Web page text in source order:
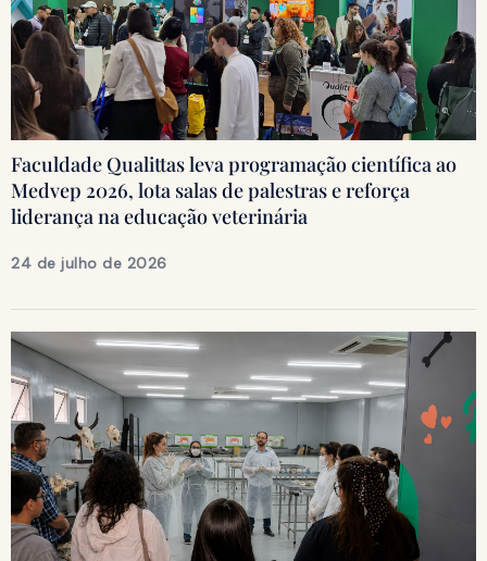
Faculdade Qualittas leva programação científica ao
Medvep 2026, lota salas de palestras e reforça
liderança na educação veterinária
24 de julho de 2026